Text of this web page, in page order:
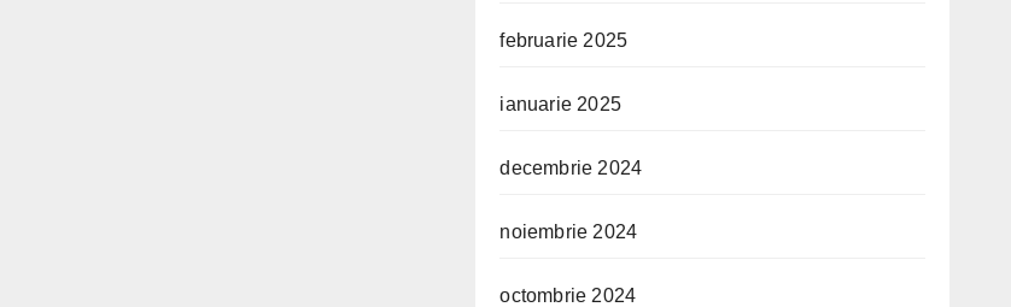
februarie 2025
ianuarie 2025
decembrie 2024
noiembrie 2024
octombrie 2024